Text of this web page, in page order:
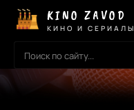
KINO ZAVOD
КИНО И СЕРИАЛЫ